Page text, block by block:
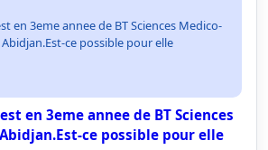
en 3eme annee de BT Sciences Medico-
Abidjan.Est-ce possible pour elle
en 3eme annee de BT Sciences
ce possible pour elle